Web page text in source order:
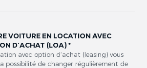
VOITURE EN LOCATION AVEC
D’ACHAT (LOA) *
avec option d’achat (leasing) vous
possibilité de changer régulièrement de